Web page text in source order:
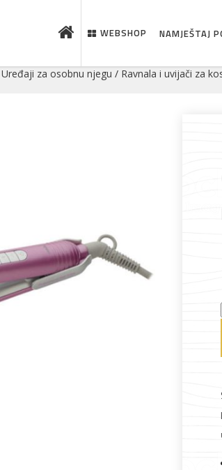
je novo u
WEBSHOP NAMJEŠTAJ
Uređaji za osobnu njegu / Ravnala i uvijači za